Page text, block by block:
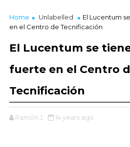
Home Unlabelled
El Lucentum
en el Centro de Tecnificación
El Lucentum se
fuerte en el Centro
Tecnificación
Ramón J. 14 years ago